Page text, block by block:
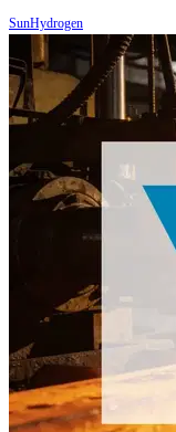
SunHydrogen